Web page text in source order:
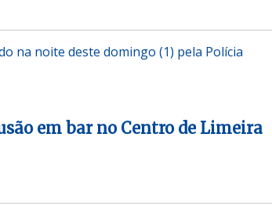
na noite deste domingo (1) pela Polícia
em bar no Centro de Limeira